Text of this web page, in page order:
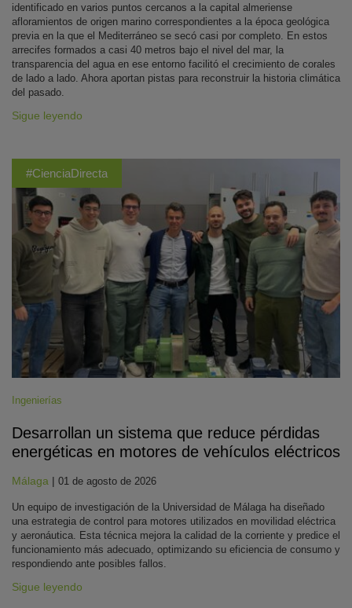
identificado en varios puntos cercanos a la capital almeriense
afloramientos de origen marino correspondientes a la época geológica
previa en la que el Mediterráneo se secó casi por completo. En estos
arrecifes formados a casi 40 metros bajo el nivel del mar, la
transparencia del agua en ese entorno facilitó el crecimiento de corales
de lado a lado. Ahora aportan pistas para reconstruir la historia climática
del pasado.
Sigue leyendo
#CienciaDirecta
Ingenierías
Desarrollan un sistema que reduce pérdidas
energéticas en motores de vehículos eléctricos
Málaga | 01 de agosto de 2026
Un equipo de investigación de la Universidad de Málaga ha diseñado
una estrategia de control para motores utilizados en movilidad eléctrica
y aeronáutica. Esta técnica mejora la calidad de la corriente y predice el
funcionamiento más adecuado, optimizando su eficiencia de consumo y
respondiendo ante posibles fallos.
Sigue leyendo